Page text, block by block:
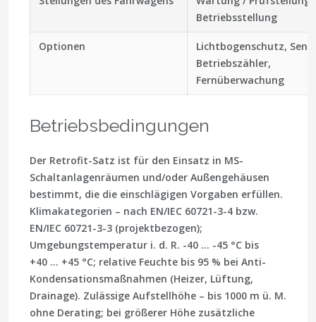
Betriebsstellung
Optionen
Lichtbogenschutz,
Betriebszähler,
Fernüberwachung
Betriebsbedingungen
Der Retrofit-Satz ist für den Einsatz in MS-
Schaltanlagenräumen und/oder Außengehäusen
bestimmt, die die einschlägigen Vorgaben erfüllen.
Klimakategorien – nach EN/IEC 60721-3-4 bzw.
EN/IEC 60721-3-3 (projektbezogen);
Umgebungstemperatur i. d. R. -40 … -45 °C bis
+40 … +45 °C; relative Feuchte bis 95 % bei Anti-
Kondensationsmaßnahmen (Heizer, Lüftung,
Drainage). Zulässige Aufstellhöhe – bis 1000 m ü. M.
ohne Derating; bei größerer Höhe zusätzliche